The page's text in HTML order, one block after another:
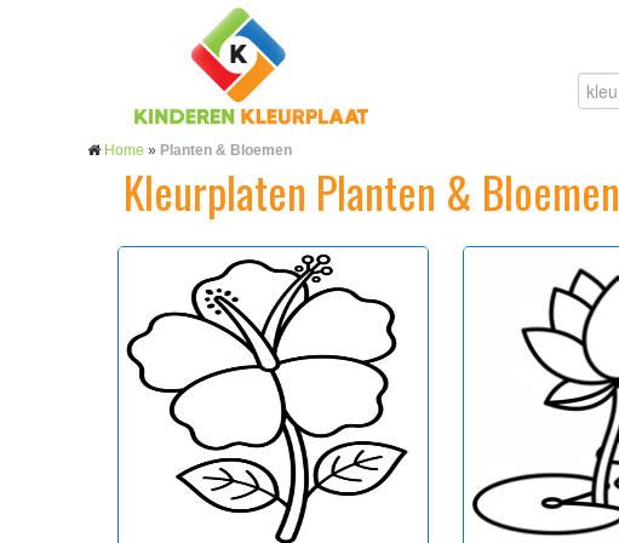
Home » Planten & Bloemen
Kleurplaten Planten & Bloemen